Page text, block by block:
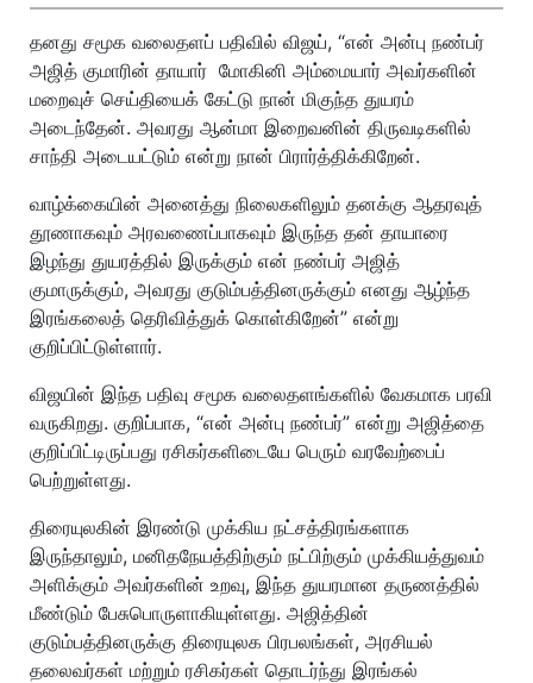
தனது சமூக வலைதளப் பதிவில் விஜய், “என் அன்பு நண்பர்
அஜித் குமாரின் தாயார் மோகினி அம்மையார் அவர்களின்
மறைவுச் செய்தியைக் கேட்டு நான் மிகுந்த துயரம்
அடைந்தேன். அவரது ஆன்மா இறைவனின் திருவடிகளில்
சாந்தி அடையட்டும் என்று நான் பிரார்த்திக்கிறேன்.
வாழ்க்கையின் அனைத்து நிலைகளிலும் தனக்கு ஆதரவுத்
தூணாகவும் அரவணைப்பாகவும் இருந்த தன் தாயாரை
இழந்து துயரத்தில் இருக்கும் என் நண்பர் அஜித்
குமாருக்கும், அவரது குடும்பத்தினருக்கும் எனது ஆழ்ந்த
இரங்கலைத் தெரிவித்துக் கொள்கிறேன்” என்று
குறிப்பிட்டுள்ளார்.
விஜயின் இந்த பதிவு சமூக வலைதளங்களில் வேகமாக பரவி
வருகிறது. குறிப்பாக, “என் அன்பு நண்பர்” என்று அஜித்தை
குறிப்பிட்டிருப்பது ரசிகர்களிடையே பெரும் வரவேற்பைப்
பெற்றுள்ளது.
திரையுலகின் இரண்டு முக்கிய நட்சத்திரங்களாக
இருந்தாலும், மனிதநேயத்திற்கும் நட்பிற்கும் முக்கியத்துவம்
அளிக்கும் அவர்களின் உறவு, இந்த துயரமான தருணத்தில்
மீண்டும் பேசுபொருளாகியுள்ளது. அஜித்தின்
குடும்பத்தினருக்கு திரையுலக பிரபலங்கள், அரசியல்
தலைவர்கள் மற்றும் ரசிகர்கள் தொடர்ந்து இரங்கல்